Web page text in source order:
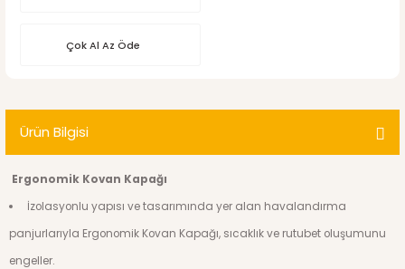
Çok Al Az Öde
Ürün Bilgisi
Ergonomik Kovan Kapağı
İzolasyonlu yapısı ve tasarımında yer alan havalandırma
panjurlarıyla Ergonomik Kovan Kapağı, sıcaklık ve rutubet oluşumunu
engeller.